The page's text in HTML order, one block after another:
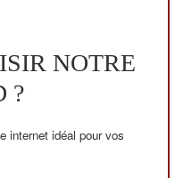
NOTRE
?
internet idéal pour vos